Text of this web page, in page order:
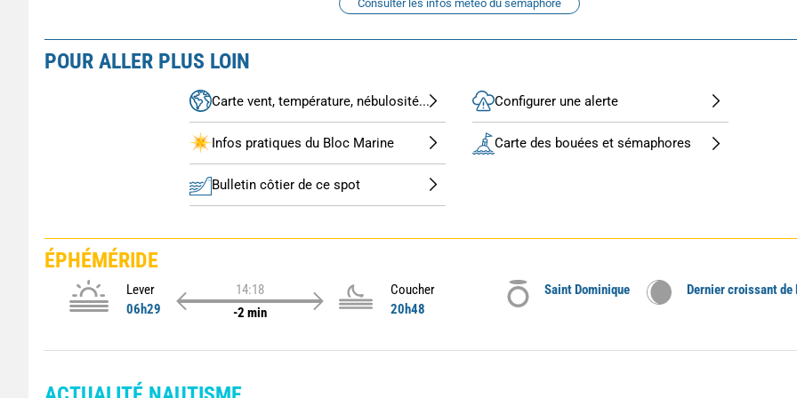
Consulter les infos météo du sémaphore
POUR ALLER PLUS LOIN
Carte vent, température, nébulosité...
Infos pratiques du Bloc Marine
Bulletin côtier de ce spot
Configurer une alerte
Carte des bouées et sémaphores
ÉPHÉMÉRIDE
Lever
06h29
14:18
-2 min
Coucher
20h48
Saint Dominique Dernier croissant de